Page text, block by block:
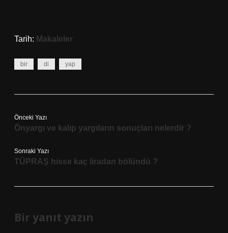
Tarih: Makaleler
bir di yap
Önceki Yazı
Önyargı ve kalıp yargıların sonuçları nelerdir ?
Sonraki Yazı
TÜPRAŞ hisse kaç liradan bölündü ?
Bir yanıt yazın